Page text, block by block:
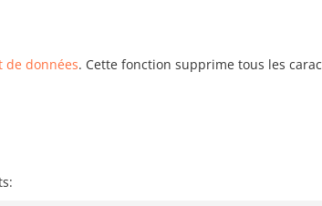
de données. Cette fonction supprime tous les